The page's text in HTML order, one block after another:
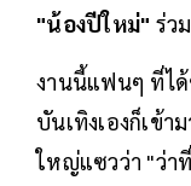
"น้องปีใหม่" ร่ว
งานนี้แฟนๆ ที่ไ
บันเทิงเองก็เข้า
ใหญ่แซวว่า "ว่า